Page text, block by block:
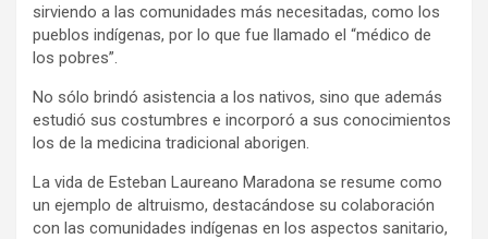
sirviendo a las comunidades más necesitadas, como los
pueblos indígenas, por lo que fue llamado el “médico de
los pobres”.
No sólo brindó asistencia a los nativos, sino que además
estudió sus costumbres e incorporó a sus conocimientos
los de la medicina tradicional aborigen.
La vida de Esteban Laureano Maradona se resume como
un ejemplo de altruismo, destacándose su colaboración
con las comunidades indígenas en los aspectos sanitario,